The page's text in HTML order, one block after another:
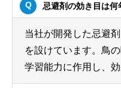
忌避剤の効き目は何
当社が開発した忌避
を設けています。鳥
学習能力に作用し、